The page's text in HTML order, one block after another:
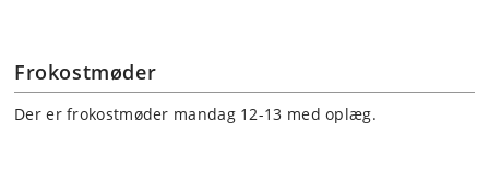
Frokostmøder
Der er frokostmøder mandag 12-13 med oplæg.